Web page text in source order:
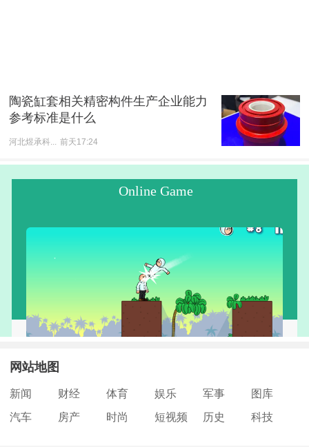
陶瓷缸套相关精密构件生产企业能力
参考标准是什么
河北煜承科... 前天17:24
网站地图
新闻 财经 体育 娱乐 军事
图库
汽车
房产 时尚 短视频 历史 科技